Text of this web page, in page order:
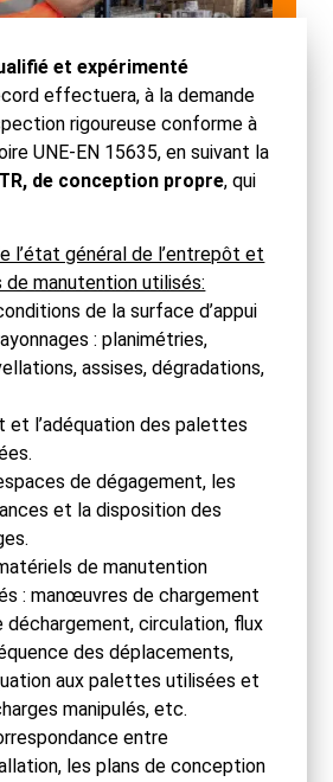
et expérimenté
effectuera, à la demande
rigoureuse conforme à
UNE-EN 15635, en suivant la
de conception propre, qui
l’état général de l’entrepôt et
de manutention utilisés:
de la surface d’appui
: planimétries,
assises, dégradations,
et l’adéquation des palettes
de dégagement, les
et la disposition des
de manutention
: manœuvres de chargement
déchargement, circulation, flux
des déplacements,
aux palettes utilisées et
manipulés, etc.
entre
les plans de conception